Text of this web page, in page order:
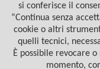
si conferisce il
“Continua senza
cookie o altri
quelli tecnici,
È possibile revocare
momento,